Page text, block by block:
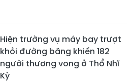
Hiện trường vụ máy bay trượt
khỏi đường băng khiến 182
người thương vong ở Thổ Nhĩ
Kỳ